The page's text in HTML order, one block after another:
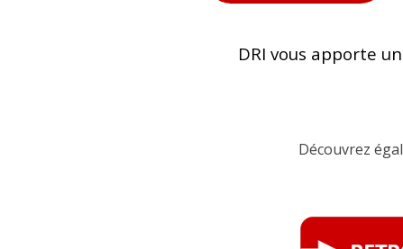
DRI vous apporte un
Découvrez